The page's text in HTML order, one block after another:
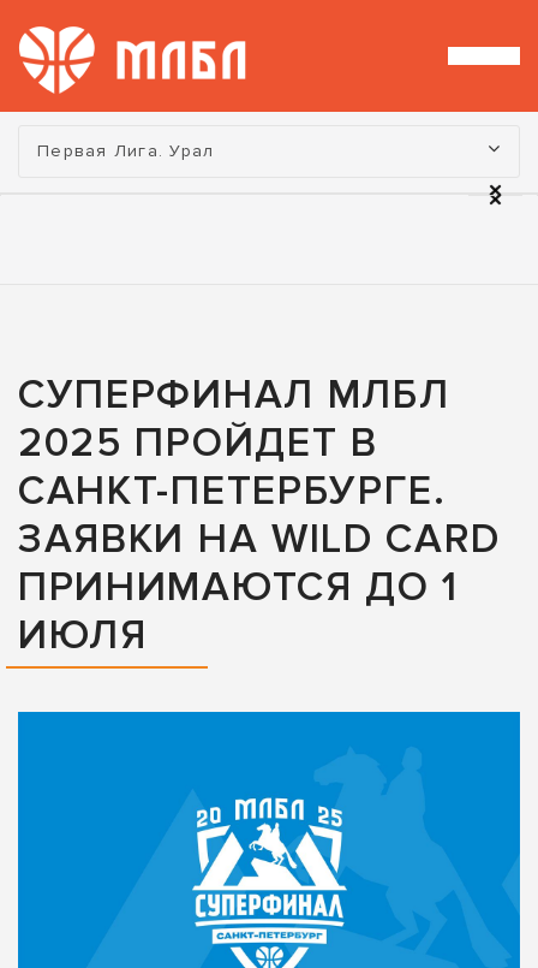
Турнир:
Первая Лига. Урал
СУПЕРФИНАЛ МЛБЛ
2025 ПРОЙДЕТ В
САНКТ-ПЕТЕРБУРГЕ.
ЗАЯВКИ НА WILD CARD
ПРИНИМАЮТСЯ ДО 1
ИЮЛЯ